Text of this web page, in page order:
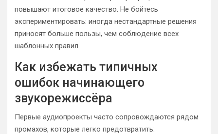
повышают итоговое качество. Не бойтесь
экспериментировать: иногда нестандартные решения
приносят больше пользы, чем соблюдение всех
шаблонных правил.
Как избежать типичных
ошибок начинающего
звукорежиссёра
Первые аудиопроекты часто сопровождаются рядом
промахов, которые легко предотвратить: